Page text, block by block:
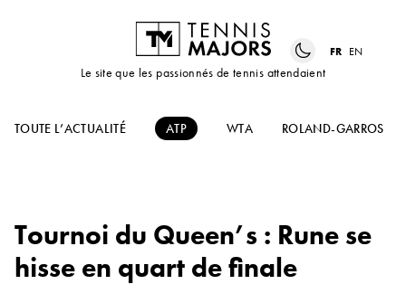
Le site que les passionnés de tennis attendaient
FR EN
TOUTE L’ACTUALITÉ ATP WTA ROLAND-GARROS
Tournoi du Queen’s : Rune se
hisse en quart de finale